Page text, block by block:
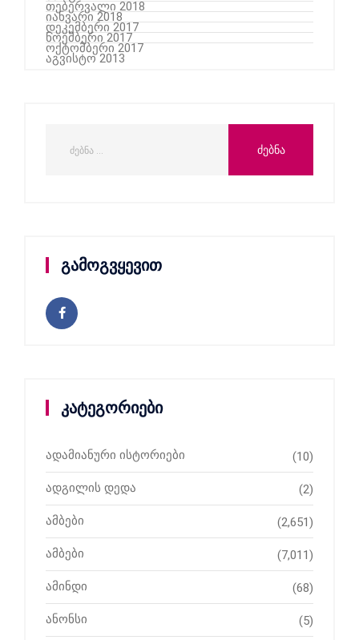
თებერვალი 2018
იანვარი 2018
დეკემბერი 2017
ნოემბერი 2017
ოქტომბერი 2017
აგვისტო 2013
გამოგვყევით
კატეგორიები
ადამიანური ისტორიები (10)
ადგილის დედა (2)
ამბები (2,651)
ამბები (7,011)
ამინდი (68)
ანონსი (5)